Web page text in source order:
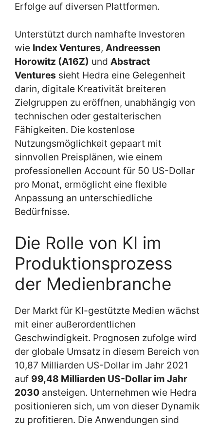
Erfolge auf diversen Plattformen.
Unterstützt durch namhafte Investoren
wie Index Ventures, Andreessen
Horowitz (A16Z) und Abstract
Ventures sieht Hedra eine Gelegenheit
darin, digitale Kreativität breiteren
Zielgruppen zu eröffnen, unabhängig von
technischen oder gestalterischen
Fähigkeiten. Die kostenlose
Nutzungsmöglichkeit gepaart mit
sinnvollen Preisplänen, wie einem
professionellen Account für 50 US-Dollar
pro Monat, ermöglicht eine flexible
Anpassung an unterschiedliche
Bedürfnisse.
Die Rolle von KI im
Produktionsprozess
der Medienbranche
Der Markt für KI-gestützte Medien wächst
mit einer außerordentlichen
Geschwindigkeit. Prognosen zufolge wird
der globale Umsatz in diesem Bereich von
10,87 Milliarden US-Dollar im Jahr 2021
auf 99,48 Milliarden US-Dollar im Jahr
2030 ansteigen. Unternehmen wie Hedra
positionieren sich, um von dieser Dynamik
zu profitieren. Die Anwendungen sind